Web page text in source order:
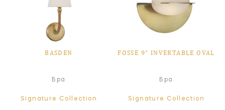
BASDEN
Бра
Signature Collection
FOSSE 9" INVERTABLE OVAL
Бра
Signature Collection